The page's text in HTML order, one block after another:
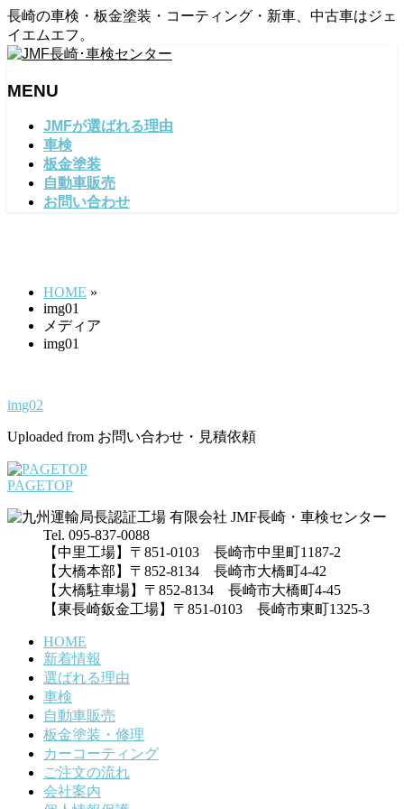
長崎の車検・板金塗装・コーティング・新車、中古車はジェ
イエムエフ。
MENU
JMFが選ばれる理由
車検
板金塗装
自動車販売
お問い合わせ
HOME »
img01
メディア
img01
img02
Uploaded from お問い合わせ・見積依頼
PAGETOP
Tel. 095-837-0088
【中里工場】〒851-0103 長崎市中里町1187-2
【大橋本部】〒852-8134 長崎市大橋町4-42
【大橋駐車場】〒852-8134 長崎市大橋町4-45
【東長崎鈑金工場】〒851-0103 長崎市東町1325-3
HOME
新着情報
選ばれる理由
車検
自動車販売
板金塗装・修理
カーコーティング
ご注文の流れ
会社案内